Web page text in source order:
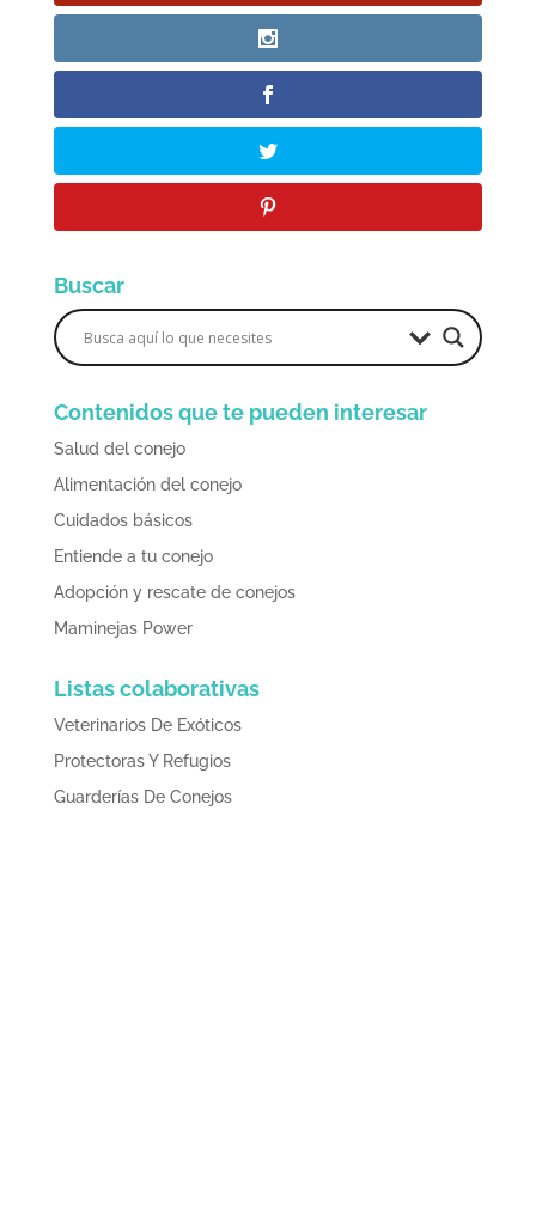
Buscar
Contenidos que te pueden interesar
Salud del conejo
Alimentación del conejo
Cuidados básicos
Entiende a tu conejo
Adopción y rescate de conejos
Maminejas Power
Listas colaborativas
Veterinarios De Exóticos
Protectoras Y Refugios
Guarderías De Conejos